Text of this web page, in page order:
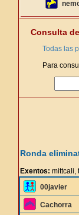
Consulta
Todas las
Para
Ronda
Exentos: mittcali,
00javier
Cachorra